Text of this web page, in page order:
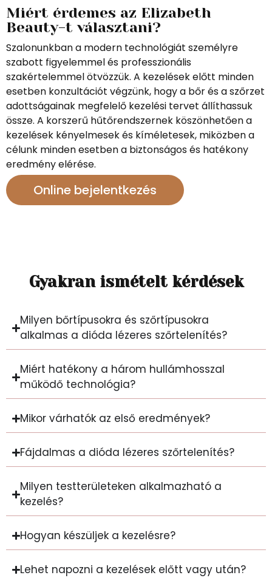
Miért érdemes az Elizabeth
Beauty-t választani?
Szalonunkban a modern technológiát személyre
szabott figyelemmel és professzionális
szakértelemmel ötvözzük. A kezelések előtt minden
esetben konzultációt végzünk, hogy a bőr és a szőrzet
adottságainak megfelelő kezelési tervet állíthassuk
össze. A korszerű hűtőrendszernek köszönhetően a
kezelések kényelmesek és kíméletesek, miközben a
célunk minden esetben a biztonságos és hatékony
eredmény elérése.
Online bejelentkezés
Gyakran ismételt kérdések
Milyen bőrtípusokra és szőrtípusokra
alkalmas a dióda lézeres szőrtelenítés?
Miért hatékony a három hullámhosszal
működő technológia?
Mikor várhatók az első eredmények?
Fájdalmas a dióda lézeres szőrtelenítés?
Milyen testterületeken alkalmazható a
kezelés?
Hogyan készüljek a kezelésre?
Lehet napozni a kezelések előtt vagy után?